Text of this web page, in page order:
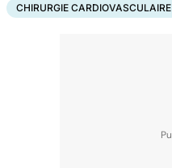
CHIRURGIE CARDIOVASCULAIRE